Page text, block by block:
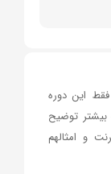
این دوره
توضیح
و امثالهم